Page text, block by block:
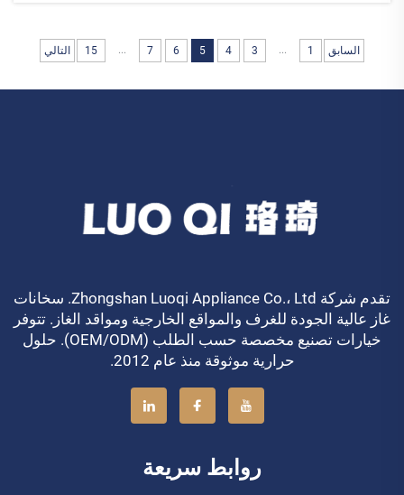
السابق 1
...
3
4
5
6
7
...
15 التالي
تقدم شركة Zhongshan Luoqi Appliance Co.، Ltd. سخانات
غاز عالية الجودة للغرف والمواقع الخارجية ومواقد الغاز. تتوفر
خيارات تصنيع مخصصة حسب الطلب (OEM/ODM). حلول
حرارية موثوقة منذ عام 2012.
روابط سريعة